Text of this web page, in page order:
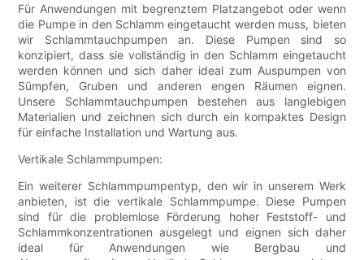
Für Anwendungen mit begrenztem Platzangebot oder wenn
die Pumpe in den Schlamm eingetaucht werden muss, bieten
wir Schlammtauchpumpen an. Diese Pumpen sind so
konzipiert, dass sie vollständig in den Schlamm eingetaucht
werden können und sich daher ideal zum Auspumpen von
Sümpfen, Gruben und anderen engen Räumen eignen.
Unsere Schlammtauchpumpen bestehen aus langlebigen
Materialien und zeichnen sich durch ein kompaktes Design
für einfache Installation und Wartung aus.
Vertikale Schlammpumpen:
Ein weiterer Schlammpumpentyp, den wir in unserem Werk
anbieten, ist die vertikale Schlammpumpe. Diese Pumpen
sind für die problemlose Förderung hoher Feststoff- und
Schlammkonzentrationen ausgelegt und eignen sich daher
ideal für Anwendungen wie Bergbau und